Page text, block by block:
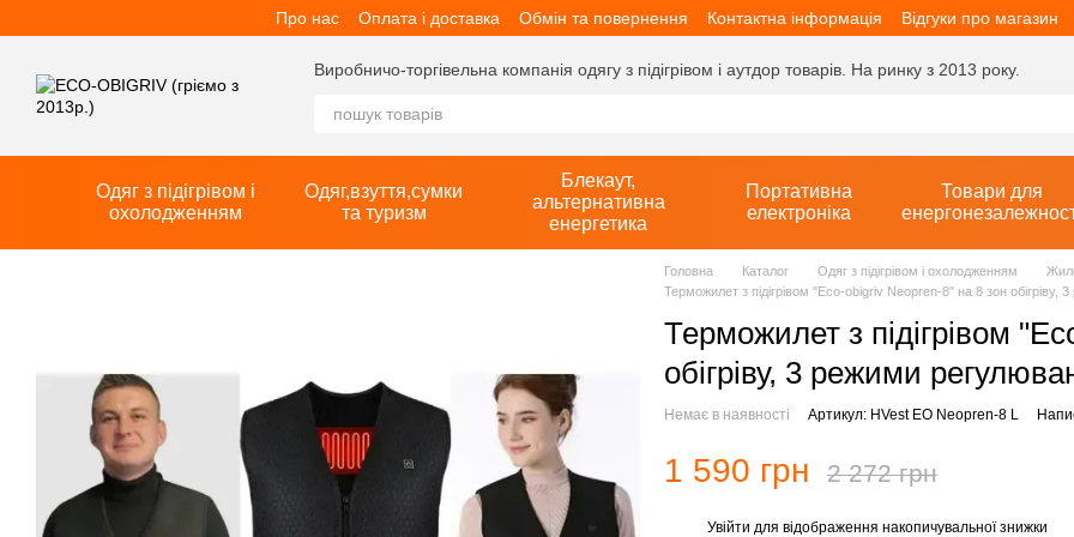
Про нас Оплата і доставка Обмін та повернення Контактна інформація Відгуки про магазин
Виробничо-торгівельна компанія одягу з підігрівом і аутдор товарів. На ринку з 2013 року.
Одяг з підігрівом і
охолодженням
Одяг,взуття,сумки
та туризм
Блекаут,
альтернативна
енергетика
Портативна
електроніка
Товари для
Головна Каталог Одяг з підігрівом і охолодженням
Терможилет з підігрівом "Eco-obigriv Neopren-8" на 8 зон
Терможилет з підігрівом
обігріву, 3 режими
Немає в наявності Артикул: HVest EO Neopren-8 L
1 590 грн 2 272 грн
Увійти для відображення накопичувальної знижки